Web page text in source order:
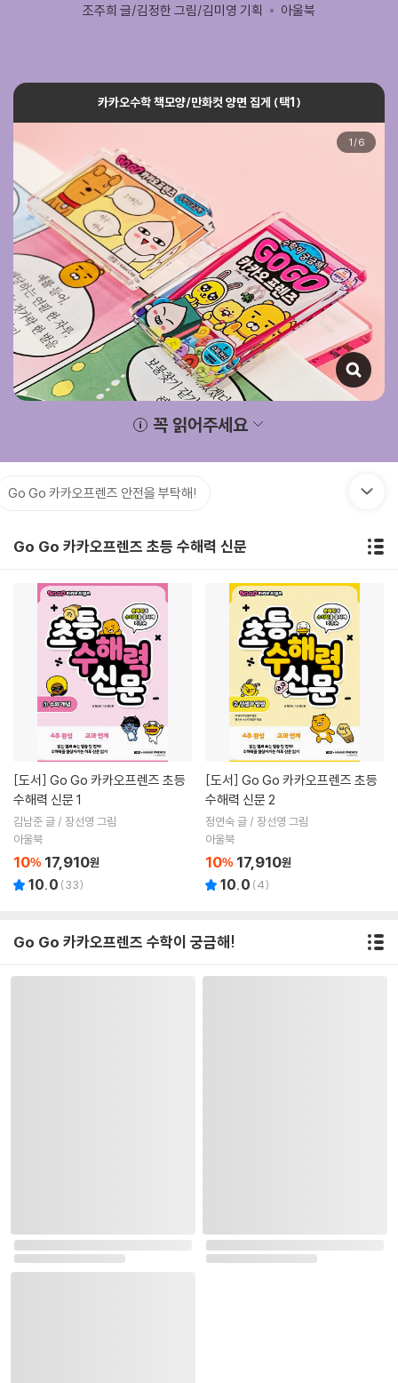
조주희 글/김정한 그림/김미영 기획 아울북
카카오수학 책모양/만화컷 양면 집게 (택1)
1 /6
꼭 읽어주세요
Go Go 카카오프렌즈 안전을 부탁해!
Go Go 카카오프렌즈 초등 수해력 신문
[도서]
수해력 신문 1
김남준 글 / 장선영 그림
아울북
10% 17,910원
10.0 (33)
[도서]
수해력 신문 2
정연숙 글 / 장선영 그림
아울북
10% 17,910원
10.0 (4)
Go Go 카카오프렌즈 수학이 궁금해!